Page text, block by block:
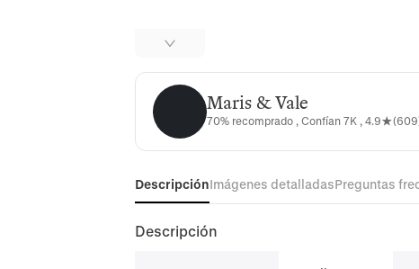
Maris & ValeMaris & Vale
70% recomprado , Confían 7K ,
DescripciónImágenes detalladasPreguntas
Descripción